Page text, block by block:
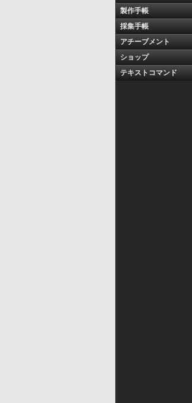
製作手帳
採集手帳
アチーブメント
ショップ
テキストコマンド